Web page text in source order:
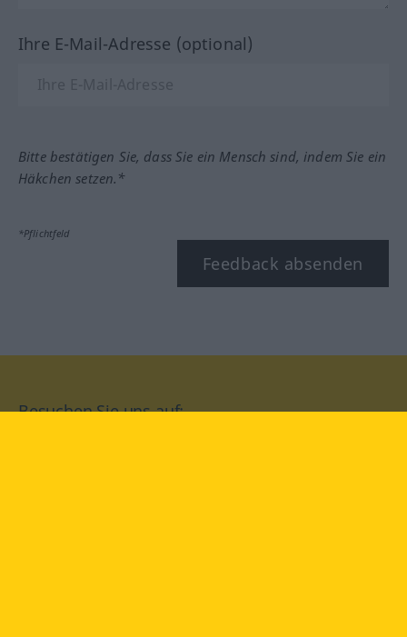
Ihre E-Mail-Adresse (optional)
Bitte bestätigen Sie, dass Sie ein Mensch sind, indem Sie ein
Häkchen setzen.*
*Pflichtfeld
Feedback absenden
Besuchen Sie uns auf: